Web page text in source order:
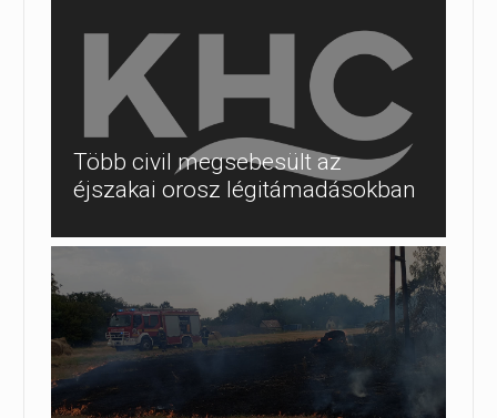
Több civil megsebesült az
éjszakai orosz légitámadásokban